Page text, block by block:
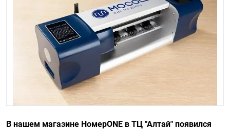
В нашем магазине НомерONE в ТЦ "Алтай" появился